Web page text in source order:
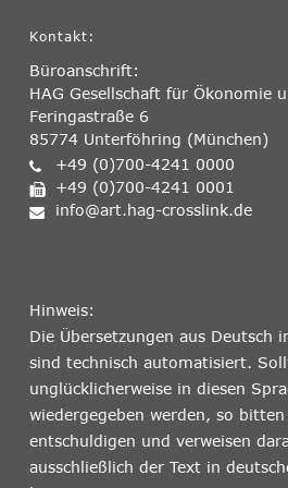
Kontakt:
Büroanschrift:
HAG Gesellschaft für Ökonomie
Feringastraße 6
85774 Unterföhring (München)
+49 (0)700-4241 0000
+49 (0)700-4241 0001
info@art.hag-crosslink.de
Hinweis:
Die Übersetzungen aus Deutsch
sind technisch automatisiert.
unglücklicherweise in diesen
wiedergegeben werden, so
entschuldigen und verweisen
ausschließlich der Text in